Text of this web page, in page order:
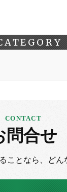
問合せ
ことなら、 どん